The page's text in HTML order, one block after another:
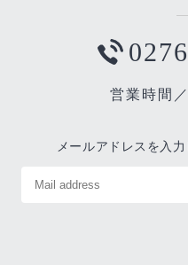
営業時間
メールアドレスを入